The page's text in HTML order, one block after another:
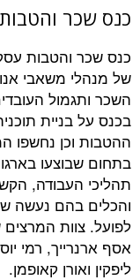
והטבות
עסק במכלול
אנוש ומנהלי
העובדים, בין
תוכנית שכר,
נחשפו המשתתפים
בארגונים שונים
הקשיים
נעשה שימוש
המרצים של הכנס
רמי יוסף, מיכל
קאופמן.